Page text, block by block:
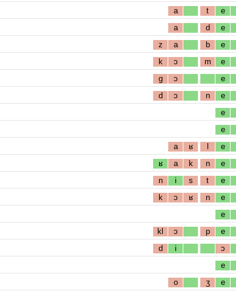
a t e
a d e
z a b e
k ɔ m e
g ɔ e
d ɔ n e
e
e
a ʁ l e
ʁ a k n e
n i s t e
k ɔ ʁ n e
e
kl ɔ p e
d i ɔ
e
o ʒ e